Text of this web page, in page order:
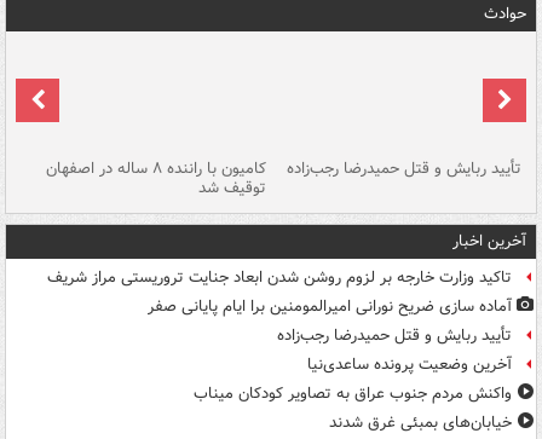
حوادث
تأیید ربایش و قتل حمیدرضا رجب‌زاده کامیون با راننده ۸ ساله در اصفهان
توقیف شد
آخرین اخبار
تاکید وزارت خارجه بر لزوم روشن شدن ابعاد جنایت تروریستی مراز شریف
آماده سازی ضریح نورانی امیرالمومنین برا ایام پایانی صفر
تأیید ربایش و قتل حمیدرضا رجب‌زاده
آخرین وضعیت پرونده ساعدی‌نیا
واکنش مردم جنوب عراق به تصاویر کودکان میناب
خیابان‌های بمبئی غرق شدند